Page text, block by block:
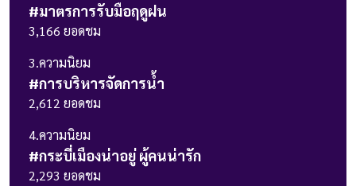
#มาตรการรับมือฤดูฝน
3,166 ยอดชม
3.ความนิยม
#การบริหารจัดการน้ำ
2,612 ยอดชม
4.ความนิยม
#กระบี่เมืองน่าอยู่ ผู้คนน่ารัก
2,293 ยอดชม